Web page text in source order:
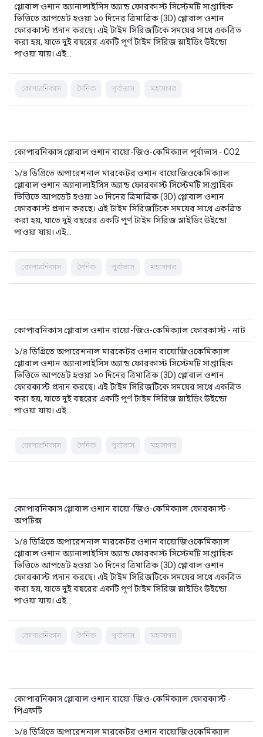
গ্লোবাল ওশান অ্যানালাইসিস অ্যান্ড ফোরকাস্ট সিস্টেমটি সাপ্তাহিক
ভিত্তিতে আপডেট হওয়া ১০ দিনের ত্রিমাত্রিক (3D) গ্লোবাল ওশান
ফোরকাস্ট প্রদান করছে। এই টাইম সিরিজটিকে সময়ের সাথে একত্রিত
করা হয়, যাতে দুই বছরের একটি পূর্ণ টাইম সিরিজ স্লাইডিং উইন্ডো
পাওয়া যায়। এই…
কোপারনিকাস দৈনিক পূর্বাভাস মহাসাগর
কোপারনিকাস গ্লোবাল ওশান বায়ো-জিও-কেমিক্যাল পূর্বাভাস - CO2
১/৪ ডিগ্রিতে অপারেশনাল মারকেটর ওশান বায়োজিওকেমিক্যাল
গ্লোবাল ওশান অ্যানালাইসিস অ্যান্ড ফোরকাস্ট সিস্টেমটি সাপ্তাহিক
ভিত্তিতে আপডেট হওয়া ১০ দিনের ত্রিমাত্রিক (3D) গ্লোবাল ওশান
ফোরকাস্ট প্রদান করছে। এই টাইম সিরিজটিকে সময়ের সাথে একত্রিত
করা হয়, যাতে দুই বছরের একটি পূর্ণ টাইম সিরিজ স্লাইডিং উইন্ডো
পাওয়া যায়। এই…
কোপারনিকাস দৈনিক পূর্বাভাস মহাসাগর
কোপারনিকাস গ্লোবাল ওশান বায়ো-জিও-কেমিক্যাল ফোরকাস্ট - নাট
১/৪ ডিগ্রিতে অপারেশনাল মারকেটর ওশান বায়োজিওকেমিক্যাল
গ্লোবাল ওশান অ্যানালাইসিস অ্যান্ড ফোরকাস্ট সিস্টেমটি সাপ্তাহিক
ভিত্তিতে আপডেট হওয়া ১০ দিনের ত্রিমাত্রিক (3D) গ্লোবাল ওশান
ফোরকাস্ট প্রদান করছে। এই টাইম সিরিজটিকে সময়ের সাথে একত্রিত
করা হয়, যাতে দুই বছরের একটি পূর্ণ টাইম সিরিজ স্লাইডিং উইন্ডো
পাওয়া যায়। এই…
কোপারনিকাস দৈনিক পূর্বাভাস মহাসাগর
কোপারনিকাস গ্লোবাল ওশান বায়ো-জিও-কেমিক্যাল ফোরকাস্ট -
অপটিক্স
১/৪ ডিগ্রিতে অপারেশনাল মারকেটর ওশান বায়োজিওকেমিক্যাল
গ্লোবাল ওশান অ্যানালাইসিস অ্যান্ড ফোরকাস্ট সিস্টেমটি সাপ্তাহিক
ভিত্তিতে আপডেট হওয়া ১০ দিনের ত্রিমাত্রিক (3D) গ্লোবাল ওশান
ফোরকাস্ট প্রদান করছে। এই টাইম সিরিজটিকে সময়ের সাথে একত্রিত
করা হয়, যাতে দুই বছরের একটি পূর্ণ টাইম সিরিজ স্লাইডিং উইন্ডো
পাওয়া যায়। এই…
কোপারনিকাস দৈনিক পূর্বাভাস মহাসাগর
কোপারনিকাস গ্লোবাল ওশান বায়ো-জিও-কেমিক্যাল ফোরকাস্ট -
পিএফটি
১/৪ ডিগ্রিতে অপারেশনাল মারকেটর ওশান বায়োজিওকেমিক্যাল